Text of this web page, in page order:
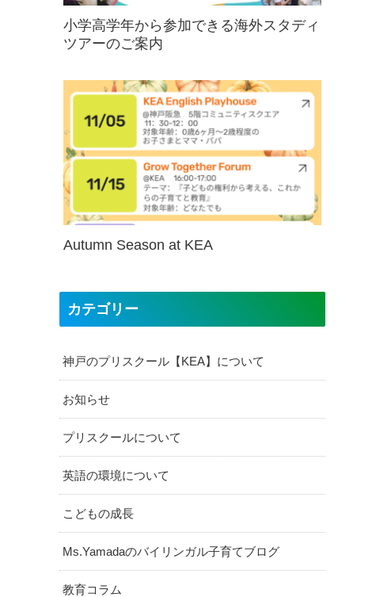
小学高学年から参加できる海外スタディ
ツアーのご案内
Autumn Season at KEA
カテゴリー
神戸のプリスクール【KEA】について
お知らせ
プリスクールについて
英語の環境について
こどもの成長
Ms.Yamadaのバイリンガル子育てブログ
教育コラム